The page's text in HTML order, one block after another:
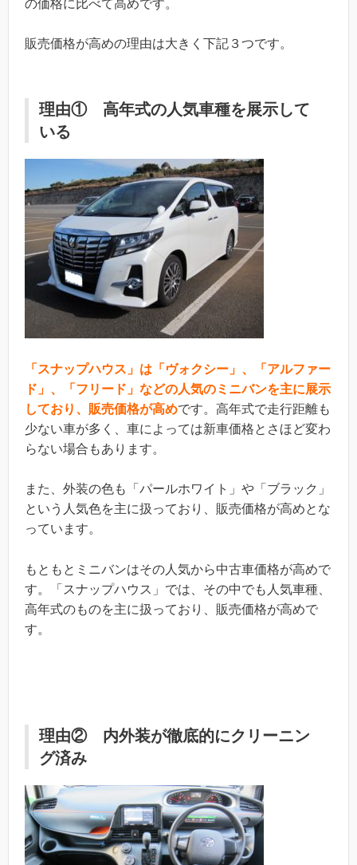
の価格に比べて高めです。
販売価格が高めの理由は大きく下記３つです。
理由① 高年式の人気車種を展示して
いる
「スナップハウス」は「ヴォクシー」、「アルファー
ド」、「フリード」などの人気のミニバンを主に展示
しており、販売価格が高めです。高年式で走行距離も
少ない車が多く、車によっては新車価格とさほど変わ
らない場合もあります。
また、外装の色も「パールホワイト」や「ブラック」
という人気色を主に扱っており、販売価格が高めとな
っています。
もともとミニバンはその人気から中古車価格が高めで
す。「スナップハウス」では、その中でも人気車種、
高年式のものを主に扱っており、販売価格が高めで
す。
理由② 内外装が徹底的にクリーニン
グ済み